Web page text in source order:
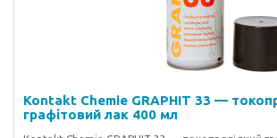
Kontakt Chemie GRAPHIT 33 —
графітовий лак 400 мл